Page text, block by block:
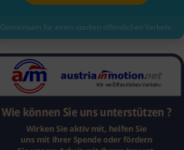
Gemeinsam für einen starken öffentlichen Verkehr.